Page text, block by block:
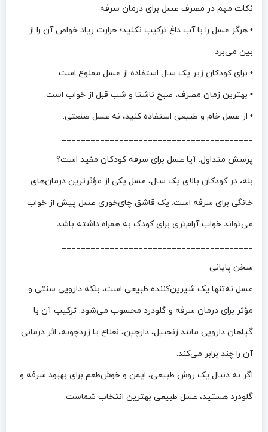
نکات مهم در مصرف عسل برای درمان سرفه
• هرگز عسل را با آب داغ ترکیب نکنید؛ حرارت زیاد خواص آن را از
بین می‌برد.
• برای کودکان زیر یک سال استفاده از عسل ممنوع است.
• بهترین زمان مصرف، صبح ناشتا و شب قبل از خواب است.
• از عسل خام و طبیعی استفاده کنید، نه عسل صنعتی.
________________________________________
پرسش متداول: آیا عسل برای سرفه کودکان مفید است؟
بله، در کودکان بالای یک سال، عسل یکی از مؤثرترین درمان‌های
خانگی برای سرفه است. یک قاشق چای‌خوری عسل پیش از خواب
می‌تواند خواب آرام‌تری برای کودک به همراه داشته باشد.
________________________________________
سخن پایانی
عسل نه‌تنها یک شیرین‌کننده طبیعی است، بلکه دارویی سنتی و
مؤثر برای درمان سرفه و گلودرد محسوب می‌شود. ترکیب آن با
گیاهان دارویی مانند زنجبیل، دارچین، نعناع یا زردچوبه، اثر درمانی
آن را چند برابر می‌کند.
اگر به دنبال یک روش طبیعی، ایمن و خوش‌طعم برای بهبود سرفه و
گلودرد هستید، عسل طبیعی بهترین انتخاب شماست.